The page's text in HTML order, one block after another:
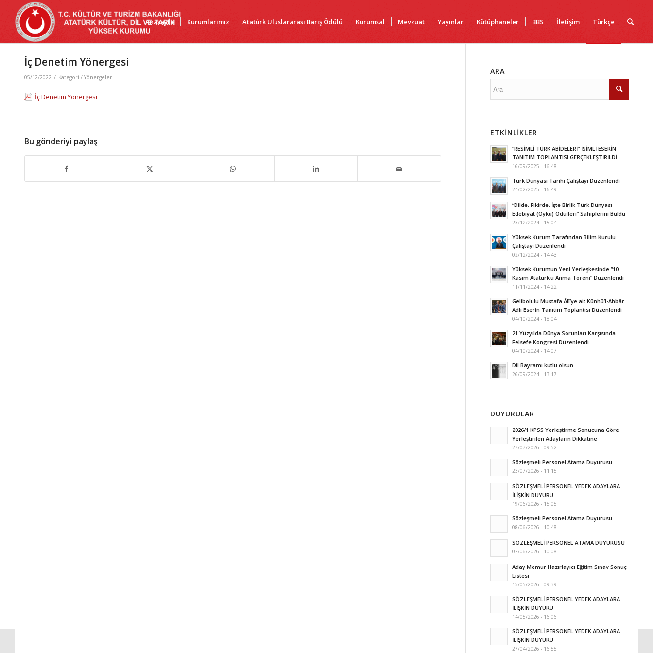
Anasayfa Kurumlarımız Atatürk Uluslararası Barış Ödülü Kurumsal Mevzuat Yayınlar Kütüphaneler BBS İletişim Türkçe
İç Denetim Yönergesi
05/12/2022 / Kategori / Yönergeler
İç Denetim Yönergesi
Bu gönderiyi paylaş
ARA
ETKINLIKLER
“RESİMLİ TÜRK ABİDELERİ” İSİMLİ ESERİN
TANITIM TOPLANTISI GERÇEKLEŞTİRİLDİ
16/09/2025 - 16:48
Türk Dünyası Tarihi Çalıştayı Düzenlendi
24/02/2025 - 16:49
“Dilde, Fikirde, İşte Birlik Türk Dünyası
Edebiyat (Öykü) Ödülleri” Sahiplerini Buldu
23/12/2024 - 15:04
Yüksek Kurum Tarafından Bilim Kurulu
Çalıştayı Düzenlendi
02/12/2024 - 14:43
Yüksek Kurumun Yeni Yerleşkesinde “10
Kasım Atatürk’ü Anma Töreni” Düzenlendi
11/11/2024 - 14:22
Gelibolulu Mustafa Âlî’ye ait Künhü’l-Ahbâr
Adlı Eserin Tanıtım Toplantısı Düzenlendi
04/10/2024 - 18:04
21.Yüzyılda Dünya Sorunları Karşısında
Felsefe Kongresi Düzenlendi
04/10/2024 - 14:07
Dil Bayramı kutlu olsun.
26/09/2024 - 13:17
DUYURULAR
2026/1 KPSS Yerleştirme Sonucuna Göre
Yerleştirilen Adayların Dikkatine
27/07/2026 - 09:52
Sözleşmeli Personel Atama Duyurusu
23/07/2026 - 11:15
SÖZLEŞMELİ PERSONEL YEDEK ADAYLARA
İLİŞKİN DUYURU
19/06/2026 - 15:05
Sözleşmeli Personel Atama Duyurusu
08/06/2026 - 10:48
SÖZLEŞMELİ PERSONEL ATAMA DUYURUSU
02/06/2026 - 10:08
Aday Memur Hazırlayıcı Eğitim Sınav Sonuç
Listesi
15/05/2026 - 09:39
SÖZLEŞMELİ PERSONEL YEDEK ADAYLARA
İLİŞKİN DUYURU
14/05/2026 - 16:06
SÖZLEŞMELİ PERSONEL YEDEK ADAYLARA
İLİŞKİN DUYURU
27/04/2026 - 16:55